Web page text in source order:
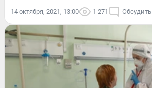
14 октября, 2021, 13:00 1 271 Обсудить